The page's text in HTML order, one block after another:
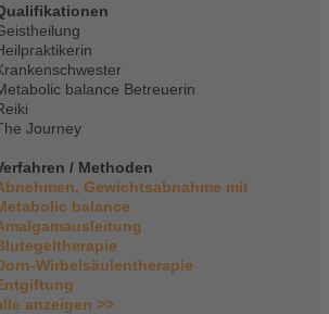
balance Betreuerin
Journey
/ Methoden
Gewichtsabnahme mit
balance
Wirbelsäulentherapie
anzeigen >>